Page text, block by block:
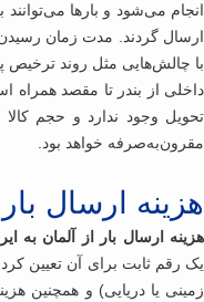
چالش‌هایی مثل روند ترخیص
از بندر تا مقصد همراه
وجود ندارد و حجم کالا
خواهد بود.
ارسال بار
ارسال بار از آلمان به ایران
رقم ثابت برای آن تعیین
یا دریایی) و همچنین